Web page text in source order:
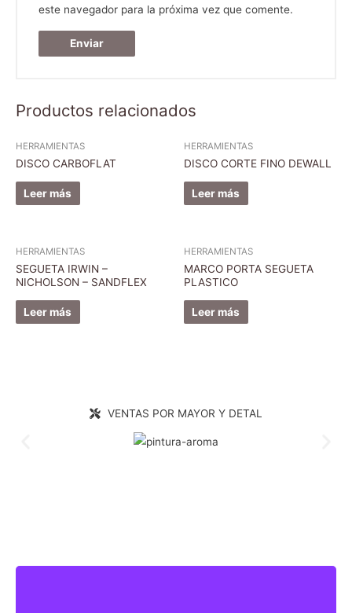
este navegador para la próxima vez que comente.
Productos relacionados
HERRAMIENTAS
DISCO CARBOFLAT
Leer más
HERRAMIENTAS
DISCO CORTE FINO DEWALL
Leer más
HERRAMIENTAS
SEGUETA IRWIN –
NICHOLSON – SANDFLEX
Leer más
HERRAMIENTAS
MARCO PORTA SEGUETA
PLASTICO
Leer más
VENTAS POR MAYOR Y DETAL